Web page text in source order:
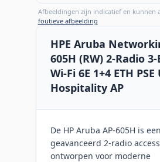
Afbeeldingen zijn indicatief en kunnen
foutieve afbeelding
HPE Aruba
605H (RW) 2-Radio
Wi-Fi 6E 1+4 ETH PSE
Hospitality AP
De HP Aruba AP-605H is een
geavanceerd 2-radio
ontworpen voor moderne